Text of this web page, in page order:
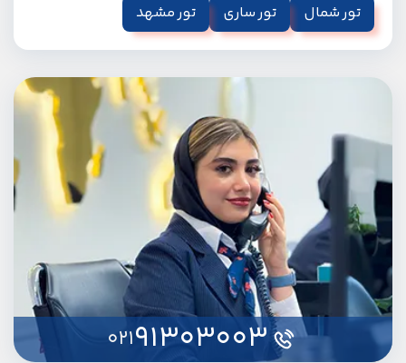
تور شمال تور ساری تور مشهد
91303003
021